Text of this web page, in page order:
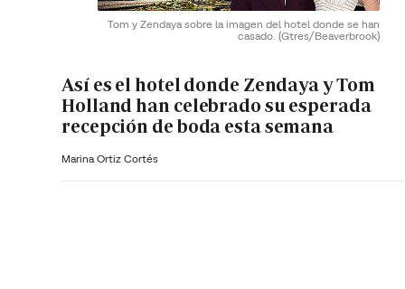
Tom y Zendaya sobre la imagen del hotel donde se han
casado. (Gtres/Beaverbrook)
Así es el hotel donde Zendaya y Tom
Holland han celebrado su esperada
recepción de boda esta semana
Marina Ortiz Cortés